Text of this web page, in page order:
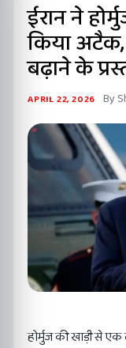
ईरान ने
किया
बढ़ाने के
APRIL 22, 2026 By
होर्मुज की खाड़ी से